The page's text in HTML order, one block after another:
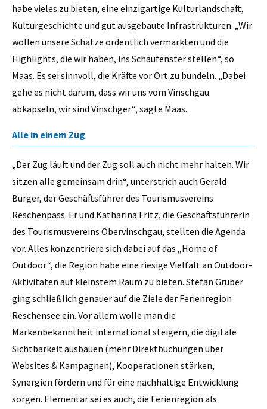
habe vieles zu bieten, eine einzigartige Kulturlandschaft,
Kulturgeschichte und gut ausgebaute Infrastrukturen. „Wir
wollen unsere Schätze ordentlich vermarkten und die
Highlights, die wir haben, ins Schaufenster stellen“, so
Maas. Es sei sinnvoll, die Kräfte vor Ort zu bündeln. „Dabei
gehe es nicht darum, dass wir uns vom Vinschgau
abkapseln, wir sind Vinschger“, sagte Maas.
Alle in einem Zug
„Der Zug läuft und der Zug soll auch nicht mehr halten. Wir
sitzen alle gemeinsam drin“, unterstrich auch Gerald
Burger, der Geschäftsführer des Tourismusvereins
Reschenpass. Er und Katharina Fritz, die Geschäftsführerin
des Tourismusvereins Obervinschgau, stellten die Agenda
vor. Alles konzentriere sich dabei auf das „Home of
Outdoor“, die Region habe eine riesige Vielfalt an Outdoor-
Aktivitäten auf kleinstem Raum zu bieten. Stefan Gruber
ging schließlich genauer auf die Ziele der Ferienregion
Reschensee ein. Vor allem wolle man die
Markenbekanntheit international steigern, die digitale
Sichtbarkeit ausbauen (mehr Direktbuchungen über
Websites & Kampagnen), Kooperationen stärken,
Synergien fördern und für eine nachhaltige Entwicklung
sorgen. Elementar sei es auch, die Ferienregion als